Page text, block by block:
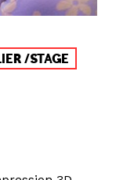
/STAGE